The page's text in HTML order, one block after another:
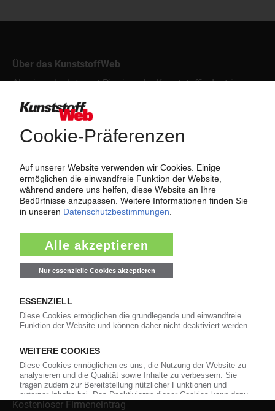
Über das KunststoffWeb
Als einer der Internet-Pioniere der Kunststoffindustrie
und Führungskräfte der Branche mit täglichen
Nachrichten rund um das Thema "Kunststoffe". Im Fokus
der Berichterstattung ist dabei die Preisentwicklung für
Material, Anwendungen und Verpackungen.
Weiterhin bietet das KunststoffWeb geeignete
Bezugsquellen für den Einkauf sowie nützlichen Service-
Informationen wie Handelsnamen und Veranstaltungen.
Nachrichten
Alle Nachrichten
Technologie
Polymerpreise
Archiv
Wer-Bietet-Was?
Produktsuche
Kostenloser Firmeneintrag